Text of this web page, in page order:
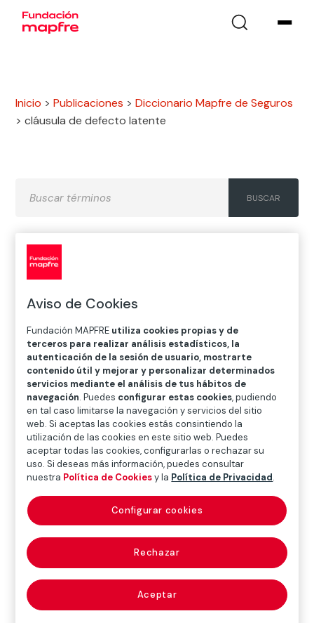
Inicio >Publicaciones >Diccionario Mapfre de Seguros
>cláusula de defecto latente
A
V
W X Y Z
Diccionario de seguros
cláusula de defecto
latente (latent
defect clause)
En seguro marítimo, aquella en virtud de la cual se
cubren los daños o pérdidas de casco o de la
maquinaria del buque que sean consecuencia directa
de un defecto latente en dicho buque o maquinaria.
Aviso de Cookies
Fundación MAPFRE utiliza cookies propias y de
terceros para realizar análisis estadísticos, la
autenticación de la sesión de usuario, mostrarte
contenido útil y mejorar y personalizar determinados
servicios mediante el análisis de tus hábitos de
navegación. Puedes configurar estas cookies, pudiendo
en tal caso limitarse la navegación y servicios del sitio
web. Si aceptas las cookies estás consintiendo la
utilización de las cookies en este sitio web. Puedes
aceptar todas las cookies, configurarlas o rechazar su
uso. Si deseas más información, puedes consultar
nuestra Política de Cookiesy la Política de Privacidad.
Rechazar
Aceptar
Configurar cookies